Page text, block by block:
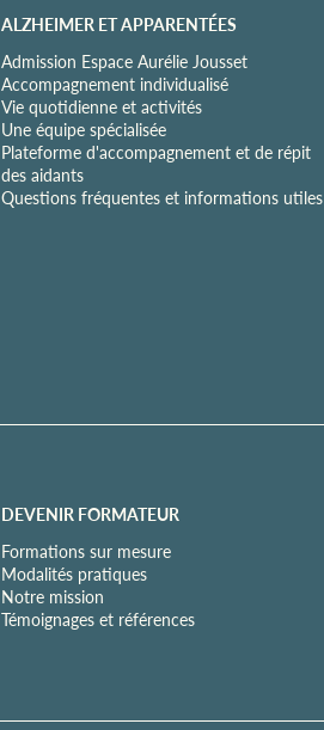
ALZHEIMER ET APPARENTÉES
Admission Espace Aurélie Jousset
Accompagnement individualisé
Vie quotidienne et activités
Une équipe spécialisée
Plateforme d'accompagnement et de répit
des aidants
Questions fréquentes et informations utiles
DEVENIR FORMATEUR
Formations sur mesure
Modalités pratiques
Notre mission
Témoignages et références